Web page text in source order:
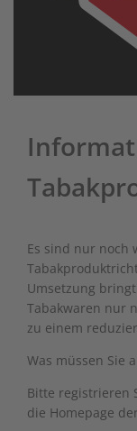
Es sind nur noch
Umsetzung
Tabakwaren nur
zu einem
Was müssen Sie
Bitte registrieren
die Homepage